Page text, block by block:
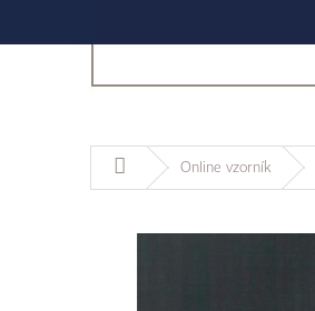
Domů Online vzorník